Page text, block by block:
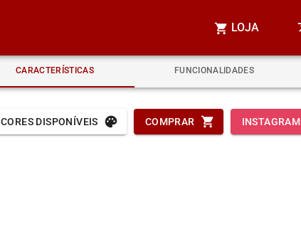
LOJA
CARACTERÍSTICAS FUNCIONALIDADES
CORES DISPONÍVEIS COMPRAR INSTAGRAM